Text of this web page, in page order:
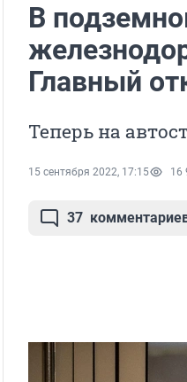
В
Главный
Теперь на
15 сентября 2022, 17:15 16
37